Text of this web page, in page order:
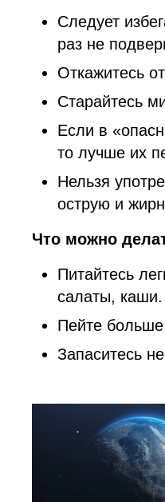
Следует
раз не
Откажитесь
Старайтесь
Если в
то лучше их
Нельзя
острую и
Что можно
Питайтесь
салаты, каши.
Пейте больше
Запаситесь